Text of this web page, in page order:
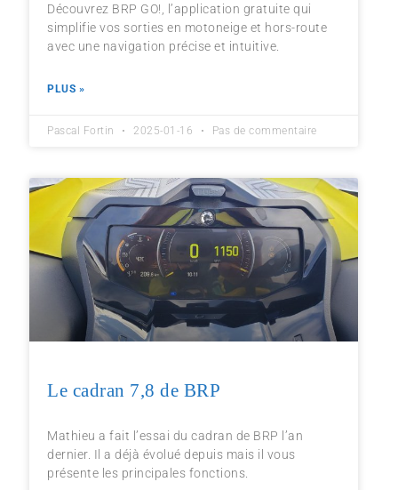
Découvrez BRP GO!, l’application gratuite qui
simplifie vos sorties en motoneige et hors-route
avec une navigation précise et intuitive.
PLUS »
Pascal Fortin 2025-01-16 Pas de commentaire
Le cadran 7,8 de BRP
Mathieu a fait l’essai du cadran de BRP l’an
dernier. Il a déjà évolué depuis mais il vous
présente les principales fonctions.